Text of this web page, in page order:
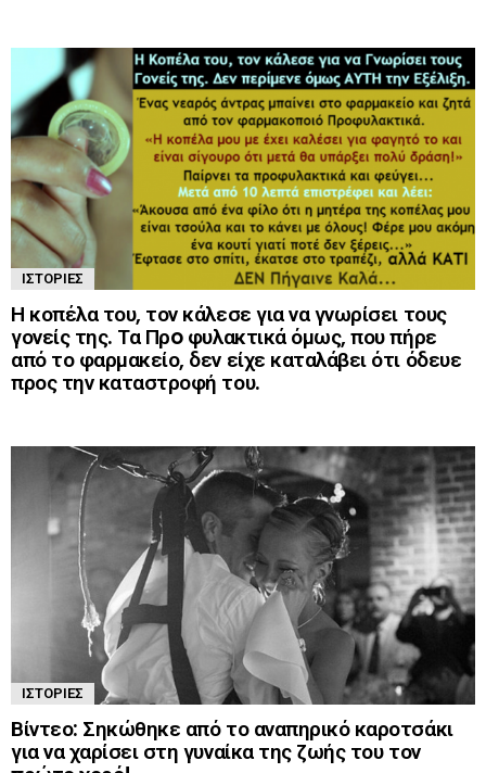
ΙΣΤΟΡΊΕΣ
Η κοπέλα του, τον κάλεσε για να γνωρίσει τους
γονείς της. Τα Πρo φυλακτικά όμως, που πήρε
από το φαρμακείο, δεν είχε καταλάβει ότι όδευε
προς την καταστροφή του.
ΙΣΤΟΡΊΕΣ
Βίντεο: Σηκώθηκε από το αναπηρικό καροτσάκι
για να χαρίσει στη γυναίκα της ζωής του τον